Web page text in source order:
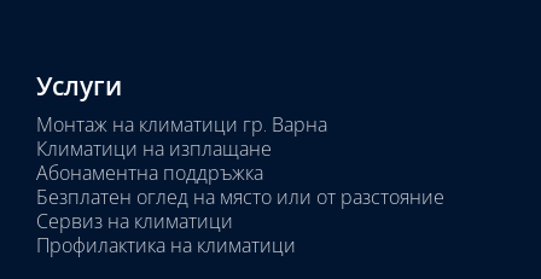
Услуги
Монтаж на климатици гр. Варна
Климатици на изплащане
Абонаментна поддръжка
Безплатен оглед на място или от разстояние
Сервиз на климатици
Профилактика на климатици